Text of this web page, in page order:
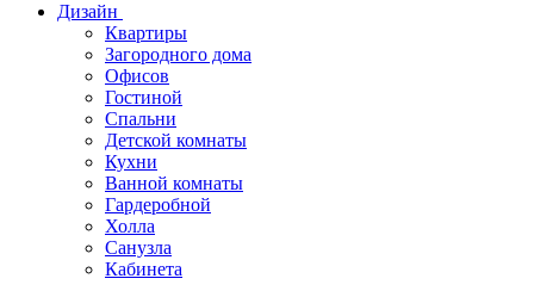
Дизайн
Квартиры
Загородного дома
Офисов
Гостиной
Спальни
Детской комнаты
Кухни
Ванной комнаты
Гардеробной
Холла
Санузла
Кабинета